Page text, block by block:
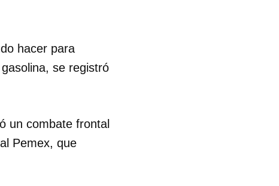
hacer para
se registró
un combate frontal
Pemex, que